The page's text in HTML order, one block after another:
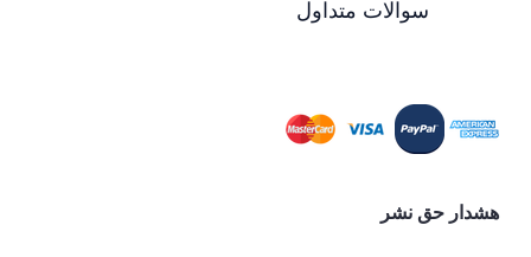
سوالات متداول
هشدار حق نشر